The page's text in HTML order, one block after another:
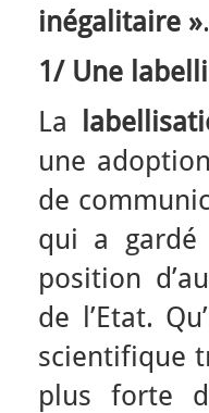
inégalitaire ».
1/ Une
La
une
de
qui a gardé
position
de l’Etat.
scientifique
plus forte